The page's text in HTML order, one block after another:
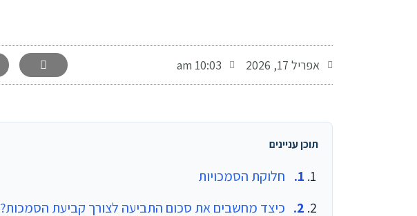
אפריל 17, 2026 10:03 am
תוכן עניינים
חלוקת הסמכויות
כיצד מחשבים את סכום התביעה לצורך קביעת הסמכות?